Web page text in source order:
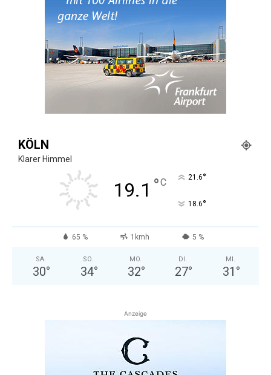
KÖLN
Klarer Himmel
19.1 °C 21.6°
18.6°
65 % 1kmh 5 %
SA.
30°
SO.
34°
MO.
32°
DI.
27°
MI.
31 °
Anzeige